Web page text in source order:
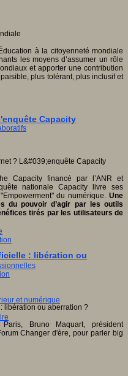
et numérique
à la citoyenneté mondiale
les moyens d’assumer un rôle
et apporter une contribution
plus tolérant, plus inclusif et
Capacity
Capacity financé par l’ANR et
nationale Capacity livre ses
du numérique. Une
du pouvoir d’agir par les outils
tirés par les utilisateurs de
: libération ou
Bruno Maquart, président
Changer d'ère, pour parler big